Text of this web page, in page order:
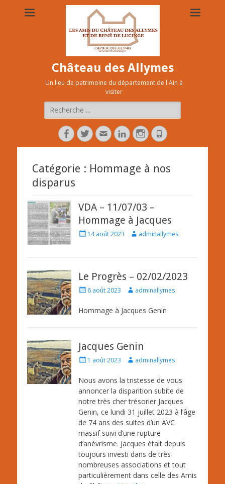
Château des Allymes
Un lieu de patrimoine du département de l'Ain à
visiter
Rechercher :
Facebook
TwitterAdresse
de
LinkedinInstagram
Tél
Catégorie : Hommage à nos
disparus
VDA – 11/07/03 –
Hommage à Jacques
Posted14 août 2023 Authoradminallymes
Le Progrès – 02/02/2023
Posted6 août 2023 Authoradminallymes
Hommage à Jacques Genin
Jacques Genin
Posted1 août 2023 Authoradminallymes
Nous avons la tristesse de vous
annoncer la disparition subite de
notre très cher trésorier Jacques
Genin, ce lundi 31 juillet 2023 à l’âge
de 74 ans des suites d’un AVC
massif suivi d’une rupture
d’anévrisme. Jacques était depuis
toujours investi dans de très
nombreuses associations et tout
particulièrement dans celle des Amis